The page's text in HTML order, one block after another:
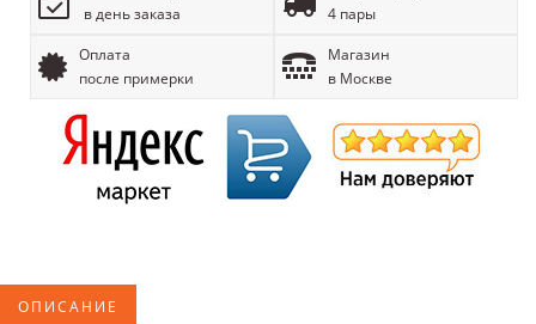
в день заказа
4 пары
Оплата
после примерки
Магазин
в Москве
ОПИСАНИЕ